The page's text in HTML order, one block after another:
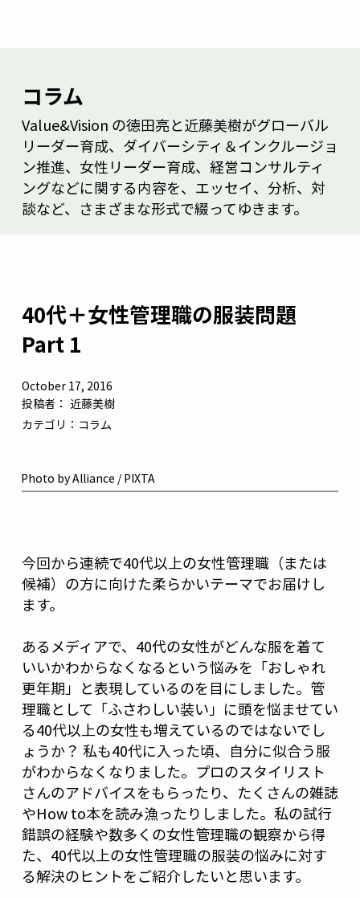
Photo by Alliance / PIXTA
今回から連続で40代以上の女性管理職（または
候補）の方に向けた柔らかいテーマでお届けし
ます。
あるメディアで、40代の女性がどんな服を着て
いいかわからなくなるという悩みを「おしゃれ
更年期」と表現しているのを目にしました。管
理職として「ふさわしい装い」に頭を悩ませてい
る40代以上の女性も増えているのではないでし
ょうか？ 私も40代に入った頃、自分に似合う服
がわからなくなりました。プロのスタイリスト
さんのアドバイスをもらったり、たくさんの雑誌
やHow to本を読み漁ったりしました。私の試行
錯誤の経験や数多くの女性管理職の観察から得
た、40代以上の女性管理職の服装の悩みに対す
る解決のヒントをご紹介したいと思います。
October 17, 2016
投稿者：
コラム
カテゴリ：
近藤美樹
40代＋女性管理職の服装問題
Part 1
コラム
Value&Vision の徳田亮と近藤美樹がグローバル
リーダー育成、ダイバーシティ＆インクルージョ
ン推進、女性リーダー育成、経営コンサルティ
ングなどに関する内容を、エッセイ、分析、対
談など、さまざまな形式で綴ってゆきます。